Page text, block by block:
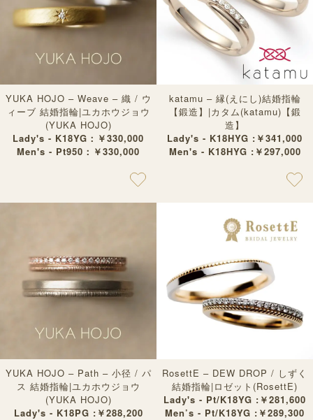
YUKA HOJO – Weave – 織 / ウ
ィーブ 結婚指輪|ユカホウジョウ
(YUKA HOJO)
Lady's - K18YG：￥330,000
Men's - Pt950：￥330,000
katamu – 縁(えにし)結婚指輪
【鍛造】|カタム(katamu)【鍛
造】
Lady's - K18HYG :￥341,000
Men's - K18HYG :￥297,000
YUKA HOJO – Path – 小径 / パ
ス 結婚指輪|ユカホウジョウ
(YUKA HOJO)
Lady's - K18PG :￥288,200
RosettE – DEW DROP / しずく
結婚指輪|ロゼット(RosettE)
Lady's - Pt/K18YG :￥281,600
Men’s - Pt/K18YG :￥289,300